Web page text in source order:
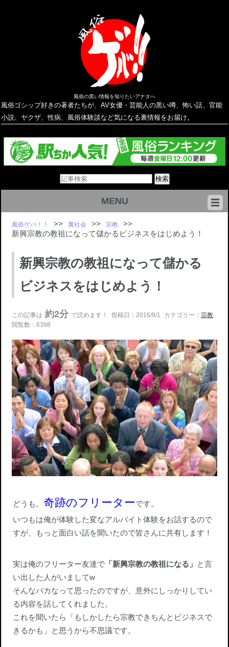
風俗の黒い情報を知りたいアナタへ
風俗ゴシップ好きの著者たちが、AV女優・芸能人の黒い噂、怖い話、官能
小説、ヤクザ、性病、風俗体験談など気になる裏情報をお届け。
MENU
風俗ゲバ！！ 裏社会 宗教
新興宗教の教祖になって儲かるビジネスをはじめよう！
新興宗教の教祖になって儲かる
ビジネスをはじめよう！
この記事は 約2分 で読めます！ 投稿日：2016/9/1 カテゴリー： 宗教
閲覧数：6398
どうも。奇跡のフリーターです。
いつもは俺が体験した変なアルバイト体験をお話するので
すが、もっと面白い話を聞いたので皆さんに共有します！
実は俺のフリーター友達で 「新興宗教の教祖になる」
と言
い出した人がいましてw
そんなバカなって思ったのですが、意外にしっかりしてい
る内容を話してくれました。
これを聞いたら「もしかしたら宗教できちんとビジネスで
きるかも」と思うから不思議です。